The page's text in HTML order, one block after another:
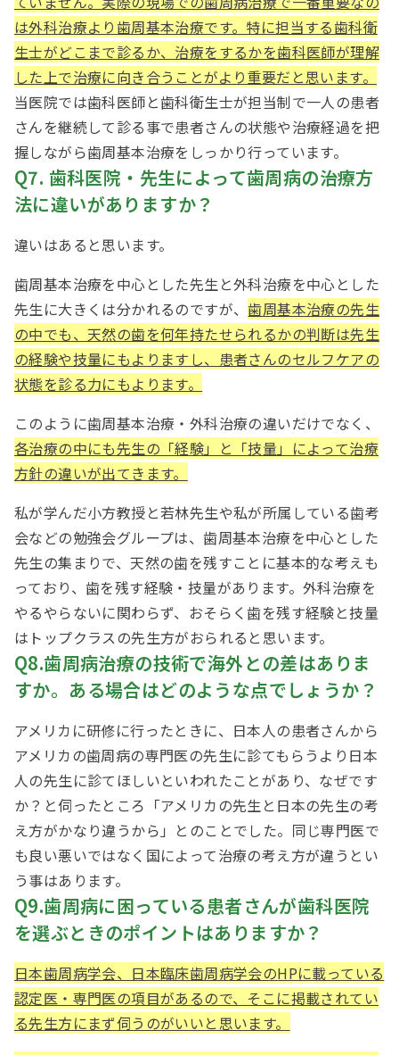
は外科治療より歯周基本治療です。特に担当する歯科衛
生士がどこまで診るか、治療をするかを歯科医師が理解
した上で治療に向き合うことがより重要だと思います。
当医院では歯科医師と歯科衛生士が担当制で一人の患者
さんを継続して診る事で患者さんの状態や治療経過を把
握しながら歯周基本治療をしっかり行っています。
Q7. 歯科医院・先生によって歯周病の治療方
法に違いがありますか？
違いはあると思います。
歯周基本治療を中心とした先生と外科治療を中心とした
先生に大きくは分かれるのですが、歯周基本治療の先生
の中でも、天然の歯を何年持たせられるかの判断は先生
の経験や技量にもよりますし、患者さんのセルフケアの
状態を診る力にもよります。
このように歯周基本治療・外科治療の違いだけでなく、
各治療の中にも先生の「経験」と「技量」によって治療
方針の違いが出てきます。
私が学んだ小方教授と若林先生や私が所属している歯考
会などの勉強会グループは、歯周基本治療を中心とした
先生の集まりで、天然の歯を残すことに基本的な考えも
っており、歯を残す経験・技量があります。外科治療を
やるやらないに関わらず、おそらく歯を残す経験と技量
はトップクラスの先生方がおられると思います。
Q8.歯周病治療の技術で海外との差はありま
すか。ある場合はどのような点でしょうか？
アメリカに研修に行ったときに、日本人の患者さんから
アメリカの歯周病の専門医の先生に診てもらうより日本
人の先生に診てほしいといわれたことがあり、なぜです
か？と伺ったところ「アメリカの先生と日本の先生の考
え方がかなり違うから」とのことでした。同じ専門医で
も良い悪いではなく国によって治療の考え方が違うとい
う事はあります。
Q9.歯周病に困っている患者さんが歯科医院
を選ぶときのポイントはありますか？
日本歯周病学会、日本臨床歯周病学会のHPに載っている
認定医・専門医の項目があるので、そこに掲載されてい
る先生方にまず伺うのがいいと思います。